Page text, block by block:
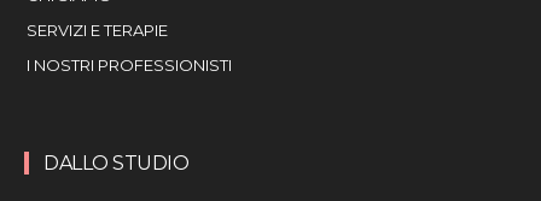
SERVIZI E TERAPIE
I NOSTRI PROFESSIONISTI
DALLO STUDIO